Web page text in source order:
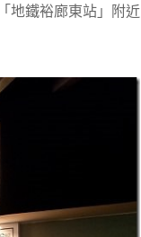
地鐵裕廊東站」附近